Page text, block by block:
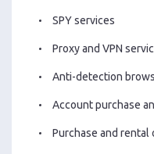
SPY services
Proxy and VPN
Anti-detection
Account purchase
Purchase and rental